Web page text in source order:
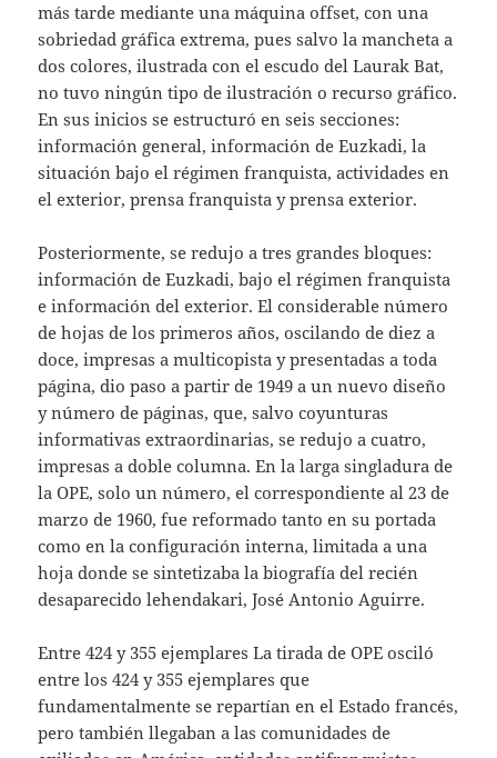
más tarde mediante una máquina offset, con una
sobriedad gráfica extrema, pues salvo la mancheta a
dos colores, ilustrada con el escudo del Laurak Bat,
no tuvo ningún tipo de ilustración o recurso gráfico.
En sus inicios se estructuró en seis secciones:
información general, información de Euzkadi, la
situación bajo el régimen franquista, actividades en
el exterior, prensa franquista y prensa exterior.
Posteriormente, se redujo a tres grandes bloques:
información de Euzkadi, bajo el régimen franquista
e información del exterior. El considerable número
de hojas de los primeros años, oscilando de diez a
doce, impresas a multicopista y presentadas a toda
página, dio paso a partir de 1949 a un nuevo diseño
y número de páginas, que, salvo coyunturas
informativas extraordinarias, se redujo a cuatro,
impresas a doble columna. En la larga singladura de
la OPE, solo un número, el correspondiente al 23 de
marzo de 1960, fue reformado tanto en su portada
como en la configuración interna, limitada a una
hoja donde se sintetizaba la biografía del recién
desaparecido lehendakari, José Antonio Aguirre.
Entre 424 y 355 ejemplares La tirada de OPE osciló
entre los 424 y 355 ejemplares que
fundamentalmente se repartían en el Estado francés,
pero también llegaban a las comunidades de